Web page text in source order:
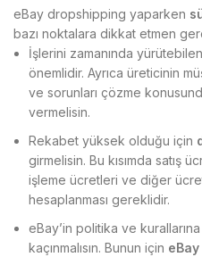
eBay dropshipping yaparken
bazı noktalara dikkat etmen
İşlerini zamanında yürütebilen,
önemlidir. Ayrıca üreticinin
ve sorunları çözme
vermelisin.
Rekabet yüksek olduğu için
girmelisin. Bu kısımda satış
işleme ücretleri ve diğer
hesaplanması gereklidir.
eBay’in politika ve
kaçınmalısın. Bunun için eBay